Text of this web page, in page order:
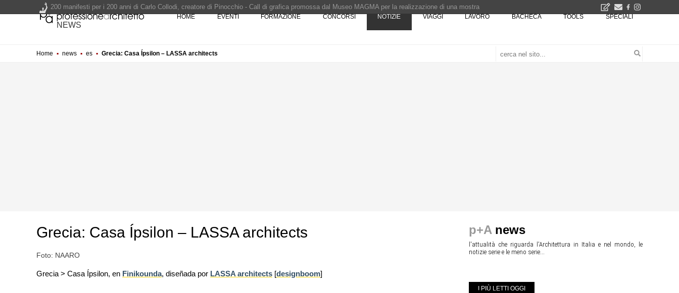
NEWS
HOME EVENTI FORMAZIONE CONCORSI NOTIZIE VIAGGI LAVORO BACHECA TOOLS SPECIALI
Home ▪ news ▪ es ▪ Grecia: Casa Ípsilon – LASSA architects
Grecia: Casa Ípsilon – LASSA architects
Foto: NAARO
Grecia > Casa Ípsilon, en Finikounda, diseñada por LASSA architects [designboom]
p+A news
l'attualità che riguarda l'Architettura in Italia e nel mondo, le
notizie serie e le meno serie...
I PIÙ LETTI OGGI
200 manifesti per i 200 anni di Carlo Collodi, creatore di Pinocchio - Call di grafica promossa dal Museo MAGMA per la realizzazione di una mostra
La ricarica dei profumi domestici in un prodotto innovativo di design - Concorso di product design by Desall · Al vincitore un premio di 5.000 euro